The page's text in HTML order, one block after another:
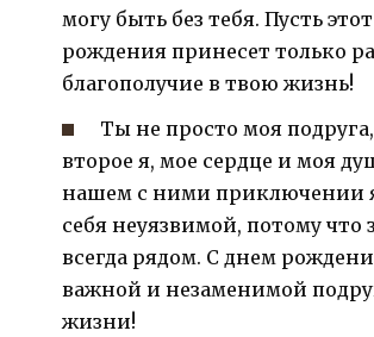
могу быть без тебя. Пусть
рождения принесет только
благополучие в твою жизнь!
Ты не просто моя
второе я, мое сердце и моя
нашем с ними приключении
себя неуязвимой, потому что
всегда рядом. С днем
важной и незаменимой
жизни!